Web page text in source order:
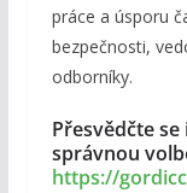
práce a úsporu
bezpečnosti,
odborníky.
Přesvědčte se
správnou
https://